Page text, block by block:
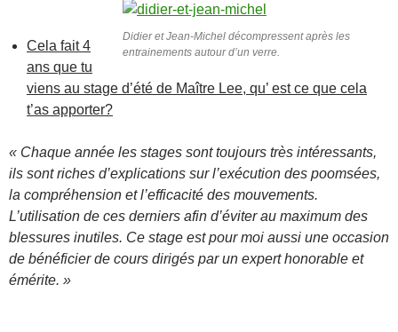
Didier et Jean-Michel décompressent après les
entrainements autour d’un verre.
Cela fait 4
ans que tu
viens au stage d’été de Maître Lee, qu’ est ce que cela
t’as apporter?
« Chaque année les stages sont toujours très intéressants,
ils sont riches d’explications sur l’exécution des poomsées,
la compréhension et l’efficacité des mouvements.
L’utilisation de ces derniers afin d’éviter au maximum des
blessures inutiles. Ce stage est pour moi aussi une occasion
de bénéficier de cours dirigés par un expert honorable et
émérite. »